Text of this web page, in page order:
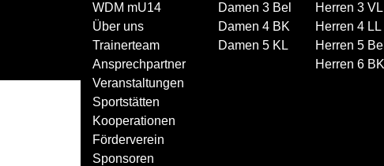
WDM mU14
Über uns
Trainerteam
Ansprechpartner
Veranstaltungen
Sportstätten
Kooperationen
Förderverein
Sponsoren
Damen 3 Bel
Damen 4 BK
Damen 5 KL
Herren 3 VL
Herren 4 LL
Herren 5
Herren 6 BK
Heimsieg ohne